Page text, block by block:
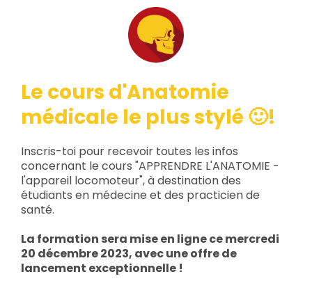
Le cours d'Anatomie
médicale le plus stylé 🙂!
Inscris-toi pour recevoir toutes les infos
concernant le cours "APPRENDRE L'ANATOMIE -
l'appareil locomoteur", à destination des
étudiants en médecine et des practicien de
santé.
La formation sera mise en ligne ce mercredi
20 décembre 2023, avec une offre de
lancement exceptionnelle !